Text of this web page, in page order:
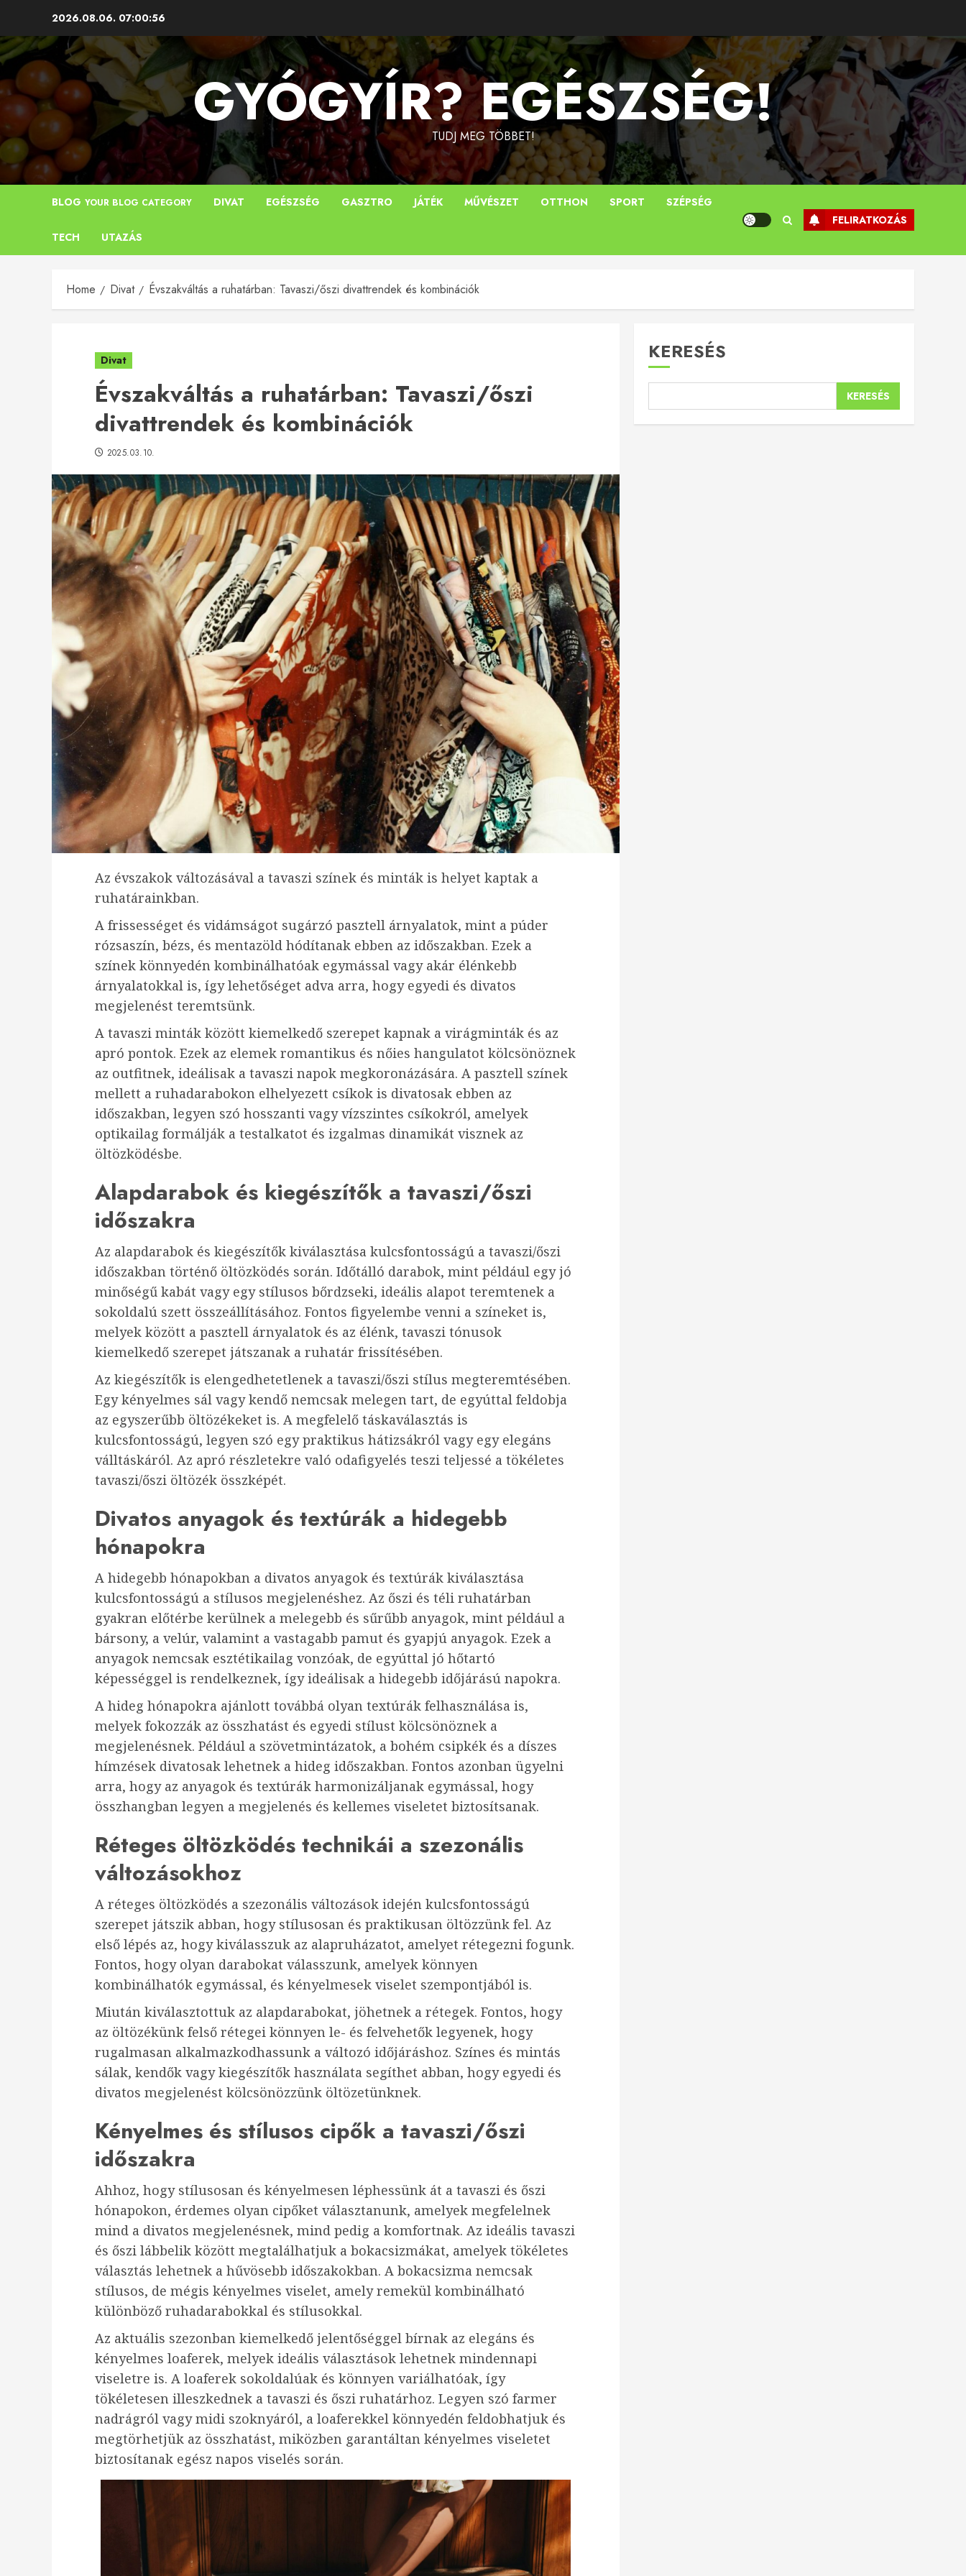
content
2026.08.06. 07:00:57
GYÓGYÍR? EGÉSZSÉG!
TUDJ MEG TÖBBET!
BLOG YOUR BLOG CATEGORY DIVAT EGÉSZSÉG GASZTRO JÁTÉK MŰVÉSZET OTTHON SPORT SZÉPSÉG
TECH UTAZÁS
FELIRATKOZÁS
Home Divat Évszakváltás a ruhatárban: Tavaszi/őszi divattrendek és kombinációk
Divat
Évszakváltás a ruhatárban: Tavaszi/őszi
divattrendek és kombinációk
2025.03.10.
Az évszakok változásával a tavaszi színek és minták is helyet kaptak a
ruhatárainkban.
A frissességet és vidámságot sugárzó pasztell árnyalatok, mint a púder
rózsaszín, bézs, és mentazöld hódítanak ebben az időszakban. Ezek a
színek könnyedén kombinálhatóak egymással vagy akár élénkebb
árnyalatokkal is, így lehetőséget adva arra, hogy egyedi és divatos
megjelenést teremtsünk.
A tavaszi minták között kiemelkedő szerepet kapnak a virágminták és az
apró pontok. Ezek az elemek romantikus és nőies hangulatot kölcsönöznek
az outfitnek, ideálisak a tavaszi napok megkoronázására. A pasztell színek
mellett a ruhadarabokon elhelyezett csíkok is divatosak ebben az
időszakban, legyen szó hosszanti vagy vízszintes csíkokról, amelyek
optikailag formálják a testalkatot és izgalmas dinamikát visznek az
öltözködésbe.
Alapdarabok és kiegészítők a tavaszi/őszi
időszakra
Az alapdarabok és kiegészítők kiválasztása kulcsfontosságú a tavaszi/őszi
időszakban történő öltözködés során. Időtálló darabok, mint például egy jó
minőségű kabát vagy egy stílusos bőrdzseki, ideális alapot teremtenek a
sokoldalú szett összeállításához. Fontos figyelembe venni a színeket is,
melyek között a pasztell árnyalatok és az élénk, tavaszi tónusok
kiemelkedő szerepet játszanak a ruhatár frissítésében.
Az kiegészítők is elengedhetetlenek a tavaszi/őszi stílus megteremtésében.
Egy kényelmes sál vagy kendő nemcsak melegen tart, de egyúttal feldobja
az egyszerűbb öltözékeket is. A megfelelő táskaválasztás is
kulcsfontosságú, legyen szó egy praktikus hátizsákról vagy egy elegáns
válltáskáról. Az apró részletekre való odafigyelés teszi teljessé a tökéletes
tavaszi/őszi öltözék összképét.
Divatos anyagok és textúrák a hidegebb
hónapokra
A hidegebb hónapokban a divatos anyagok és textúrák kiválasztása
kulcsfontosságú a stílusos megjelenéshez. Az őszi és téli ruhatárban
gyakran előtérbe kerülnek a melegebb és sűrűbb anyagok, mint például a
bársony, a velúr, valamint a vastagabb pamut és gyapjú anyagok. Ezek a
anyagok nemcsak esztétikailag vonzóak, de egyúttal jó hőtartó
képességgel is rendelkeznek, így ideálisak a hidegebb időjárású napokra.
A hideg hónapokra ajánlott továbbá olyan textúrák felhasználása is,
melyek fokozzák az összhatást és egyedi stílust kölcsönöznek a
megjelenésnek. Például a szövetmintázatok, a bohém csipkék és a díszes
hímzések divatosak lehetnek a hideg időszakban. Fontos azonban ügyelni
arra, hogy az anyagok és textúrák harmonizáljanak egymással, hogy
összhangban legyen a megjelenés és kellemes viseletet biztosítsanak.
Réteges öltözködés technikái a szezonális
változásokhoz
A réteges öltözködés a szezonális változások idején kulcsfontosságú
szerepet játszik abban, hogy stílusosan és praktikusan öltözzünk fel. Az
első lépés az, hogy kiválasszuk az alapruházatot, amelyet rétegezni fogunk.
Fontos, hogy olyan darabokat válasszunk, amelyek könnyen
kombinálhatók egymással, és kényelmesek viselet szempontjából is.
Miután kiválasztottuk az alapdarabokat, jöhetnek a rétegek. Fontos, hogy
az öltözékünk felső rétegei könnyen le- és felvehetők legyenek, hogy
rugalmasan alkalmazkodhassunk a változó időjáráshoz. Színes és mintás
sálak, kendők vagy kiegészítők használata segíthet abban, hogy egyedi és
divatos megjelenést kölcsönözzünk öltözetünknek.
Kényelmes és stílusos cipők a tavaszi/őszi
időszakra
Ahhoz, hogy stílusosan és kényelmesen léphessünk át a tavaszi és őszi
hónapokon, érdemes olyan cipőket választanunk, amelyek megfelelnek
mind a divatos megjelenésnek, mind pedig a komfortnak. Az ideális tavaszi
és őszi lábbelik között megtalálhatjuk a bokacsizmákat, amelyek tökéletes
választás lehetnek a hűvösebb időszakokban. A bokacsizma nemcsak
stílusos, de mégis kényelmes viselet, amely remekül kombinálható
különböző ruhadarabokkal és stílusokkal.
Az aktuális szezonban kiemelkedő jelentőséggel bírnak az elegáns és
kényelmes loaferek, melyek ideális választások lehetnek mindennapi
viseletre is. A loaferek sokoldalúak és könnyen variálhatóak, így
tökéletesen illeszkednek a tavaszi és őszi ruhatárhoz. Legyen szó farmer
nadrágról vagy midi szoknyáról, a loaferekkel könnyedén feldobhatjuk és
megtörhetjük az összhatást, miközben garantáltan kényelmes viseletet
biztosítanak egész napos viselés során.
KERESÉS
KERESÉS